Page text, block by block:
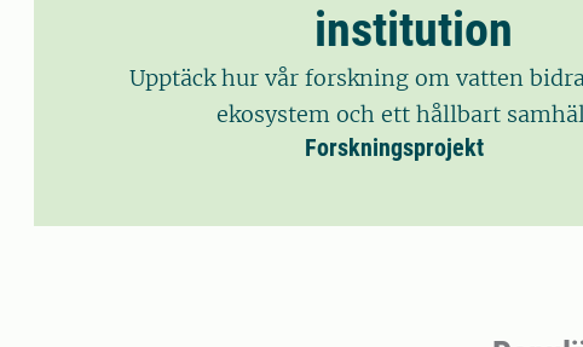
institution
Upptäck hur vår forskning om vatten
ekosystem och ett hållbart
Forskningsprojekt